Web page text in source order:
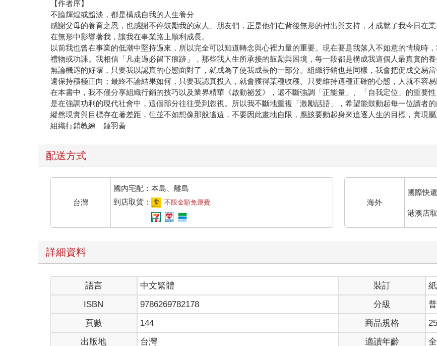
【作者序】
不論輝煌或黯淡，都是構成自我的人生養分
感謝父母的養育之恩，也感謝不停鼓勵我的家人、朋友們，正是他們在背後無形的付出與支持，才成就了我今日在
在無形中影響著我，讓我在事業路上順利成長。
以前我也曾在事業的低潮中堅持過來，所以完全可以知道轉念與心裡力量的重要。現在要是我落入不如意的情境時
禮物或功課。我相信「凡走過必留下痕跡」，那些我人生所承接的鼓勵與困境，每一段都是構成我這個人最真實的養
無論機遇的好壞，只要我以認真的心態面對了，就成為了使我成長的一部分。組織行銷也是同樣，我會把促成交易
遠保持積極正向；最終不論結果如何，只要我認真投入，就會獲得某種收穫。只要維持這種正確的心態，人就不容易
在本書中，我不僅分享組織行銷的技巧以及業界精華《啟動祕笈》，還不斷強調「正能量」、「自我定位」的重要
是在強調功利的現代社會中，這個部分往往受到忽視。所以我不斷地重複「激勵話語」，希望能鼓動起每一位讀者
縱然現實與目標存在著差距，但並不如想像那般遙遠，不要因此畫地自限，應該要動起身來追逐人生的目標，實現屬
組織行銷教練 鍾羽蓁
配送方式
台灣
國內宅配：本島、離島
到店取貨：
不限金額免運費 海外
國際快
港澳店取
詳細資料
語言 中文繁體 裝訂
ISBN
9786269782178 分級
頁數
144 商品規格
出版地
台灣 適讀年齡